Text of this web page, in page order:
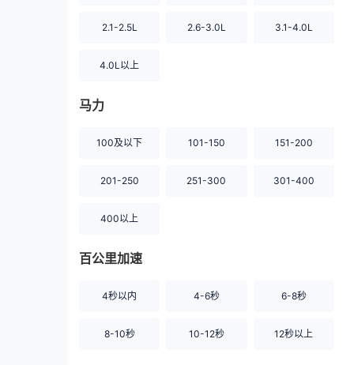
2.1-2.5L 2.6-3.0L 3.1-4.0L
4.0L以上
马力
100及以下 101-150 151-200
201-250 251-300 301-400
400以上
百公里加速
4秒以内 4-6秒 6-8秒
8-10秒 10-12秒 12秒以上